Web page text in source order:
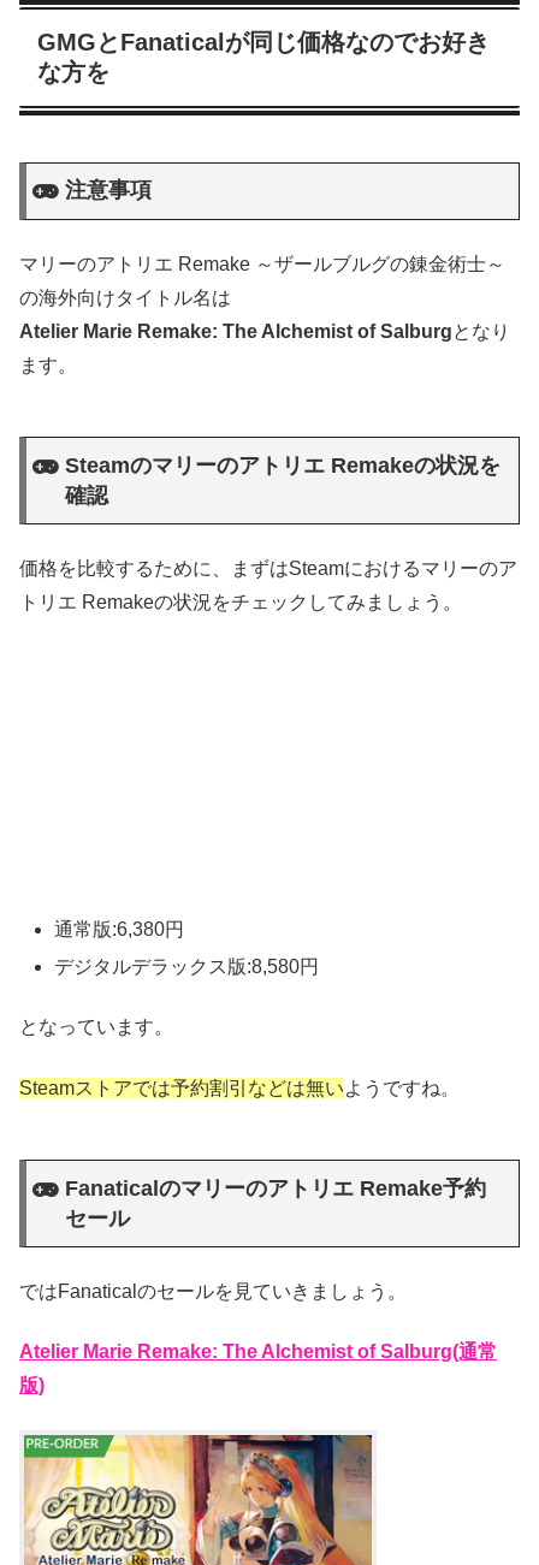
GMGとFanaticalが同じ価格なのでお好き
な方を
注意事項
マリーのアトリエ Remake ～ザールブルグの錬金術士～
の海外向けタイトル名は
Atelier Marie Remake: The Alchemist of Salburgとなり
ます。
Steamのマリーのアトリエ Remakeの状況を
確認
価格を比較するために、まずはSteamにおけるマリーのア
トリエ Remakeの状況をチェックしてみましょう。
通常版:6,380円
デジタルデラックス版:8,580円
となっています。
Steamストアでは予約割引などは無いようですね。
Fanaticalのマリーのアトリエ Remake予約
セール
ではFanaticalのセールを見ていきましょう。
Atelier Marie Remake: The Alchemist of Salburg(通常
版)